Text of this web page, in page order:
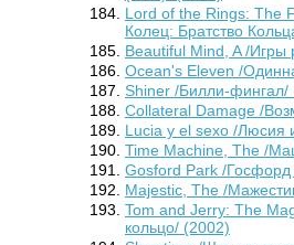
Lord of the Rings: The
Колец: Братство
Beautiful Mind, A /Игры
Ocean's Eleven /
Shiner /Билли-фингал/
Collateral Damage /
Lucia y el sexo /Люсия
Time Machine, The /
Gosford Park /
Majestic, The /
Tom and Jerry: The
кольцо/ (2002)